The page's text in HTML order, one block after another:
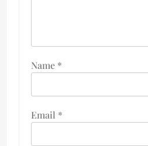
Name *
Email *